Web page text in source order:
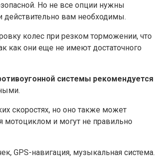
Но не все опции нужны
действительно вам необходимы.​
колес при резком торможении, что
как они еще не имеют достаточного
системы рекомендуется
скоростях, но оно также может
мотоциклом и могут не правильно
GPS-навигация, музыкальная система.